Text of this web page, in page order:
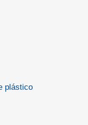
plástico